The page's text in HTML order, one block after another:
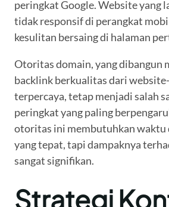
peringkat Google. Website yang
tidak responsif di perangkat
kesulitan bersaing di halaman
Otoritas domain, yang dibangun
backlink berkualitas dari
terpercaya, tetap menjadi salah
peringkat yang paling
otoritas ini membutuhkan waktu
yang tepat, tapi dampaknya
sangat signifikan.
Strategi